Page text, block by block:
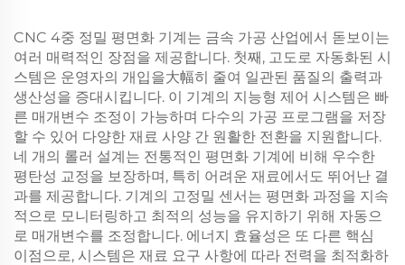
CNC 4중 정밀 평면화 기계는 금속 가공 산업에서 돋보이는
여러 매력적인 장점을 제공합니다. 첫째, 고도로 자동화된 시
스템은 운영자의 개입을大幅히 줄여 일관된 품질의 출력과
생산성을 증대시킵니다. 이 기계의 지능형 제어 시스템은 빠
른 매개변수 조정이 가능하며 다수의 가공 프로그램을 저장
할 수 있어 다양한 재료 사양 간 원활한 전환을 지원합니다.
네 개의 롤러 설계는 전통적인 평면화 기계에 비해 우수한
평탄성 교정을 보장하며, 특히 어려운 재료에서도 뛰어난 결
과를 제공합니다. 기계의 고정밀 센서는 평면화 과정을 지속
적으로 모니터링하고 최적의 성능을 유지하기 위해 자동으
로 매개변수를 조정합니다. 에너지 효율성은 또 다른 핵심
이점으로, 시스템은 재료 요구 사항에 따라 전력을 최적화하